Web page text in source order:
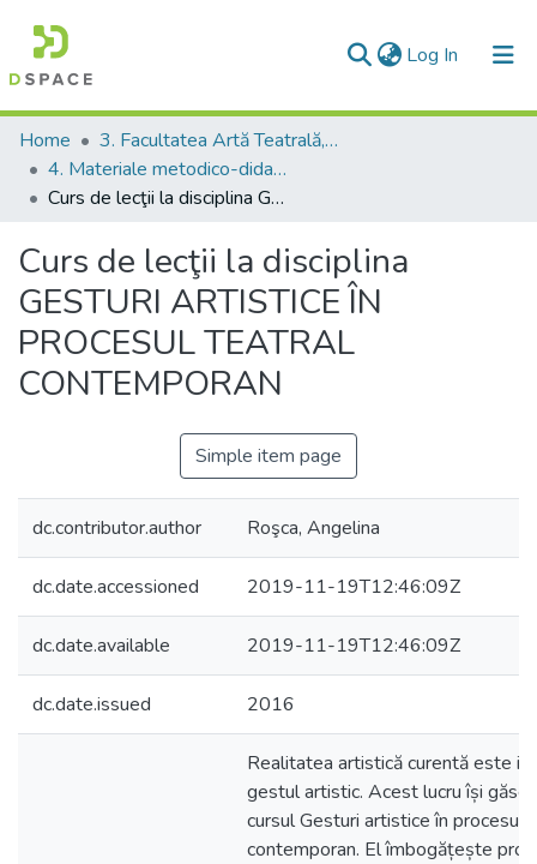
Log In (current)
Communities & Collections
All of DSpace
Home
3. Facultatea Artă Teatrală, Coregrafică şi Multimedia
4. Materiale metodico-didactice
Curs de lecţii la disciplina GESTURI ARTISTICE ÎN PROCESUL TEATRAL CONTEMPORAN
Curs de lecţii la disciplina
GESTURI ARTISTICE ÎN
PROCESUL TEATRAL
CONTEMPORAN
Simple item page
dc.contributor.author Roşca, Angelina
dc.date.accessioned 2019-11-19T12:46:09Z
dc.date.available 2019-11-19T12:46:09Z
dc.date.issued 2016
Realitatea artistică curentă este
gestul artistic. Acest lucru își
cursul Gesturi artistice în procesul
contemporan. El îmbogățește